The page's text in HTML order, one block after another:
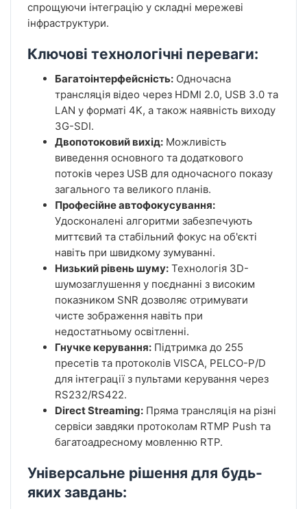
спрощуючи інтеграцію у складні мережеві
інфраструктури.
Ключові технологічні переваги:
Багатоінтерфейсність: Одночасна
трансляція відео через HDMI 2.0, USB 3.0 та
LAN у форматі 4K, а також наявність виходу
3G-SDI.
Двопотоковий вихід: Можливість
виведення основного та додаткового
потоків через USB для одночасного показу
загального та великого планів.
Професійне автофокусування:
Удосконалені алгоритми забезпечують
миттєвий та стабільний фокус на об'єкті
навіть при швидкому зумуванні.
Низький рівень шуму: Технологія 3D-
шумозаглушення у поєднанні з високим
показником SNR дозволяє отримувати
чисте зображення навіть при
недостатньому освітленні.
Гнучке керування: Підтримка до 255
пресетів та протоколів VISCA, PELCO-P/D
для інтеграції з пультами керування через
RS232/RS422.
Direct Streaming: Пряма трансляція на різні
сервіси завдяки протоколам RTMP Push та
багатоадресному мовленню RTP.
Універсальне рішення для будь-
яких завдань: